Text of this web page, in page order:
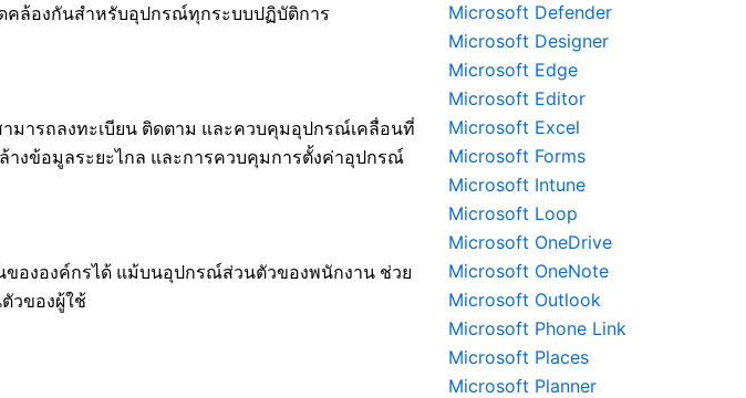
คล้องกันสำหรับอุปกรณ์ทุกระบบปฏิบัติการ
มารถลงทะเบียน ติดตาม และควบคุมอุปกรณ์เคลื่อนที่
างข้อมูลระยะไกล และการควบคุมการตั้งค่าอุปกรณ์
ขององค์กรได้ แม้บนอุปกรณ์ส่วนตัวของพนักงาน ช่วย
วของผู้ใช้
Microsoft Defender
Microsoft Designer
Microsoft Edge
Microsoft Editor
Microsoft Excel
Microsoft Forms
Microsoft Intune
Microsoft Loop
Microsoft OneDrive
Microsoft OneNote
Microsoft Outlook
Microsoft Phone Link
Microsoft Places
Microsoft Planner